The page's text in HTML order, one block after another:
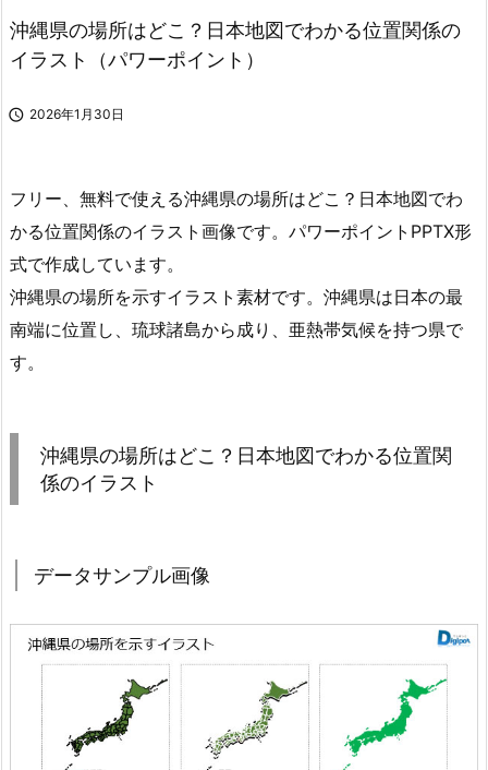
沖縄県の場所はどこ？日本地図でわかる位置関係の
イラスト（パワーポイント）
 2026年1月30日
フリー、無料で使える沖縄県の場所はどこ？日本地図でわ
かる位置関係のイラスト画像です。パワーポイントPPTX形
式で作成しています。
沖縄県の場所を示すイラスト素材です。沖縄県は日本の最
南端に位置し、琉球諸島から成り、亜熱帯気候を持つ県で
す。
沖縄県の場所はどこ？日本地図でわかる位置関
係のイラスト
データサンプル画像